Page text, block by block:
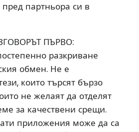
партньора си в
ПЪРВО:
разкриване
обмен. Не е
които търсят бързо
не желаят да отделят
за качествени срещи.
приложения може да са